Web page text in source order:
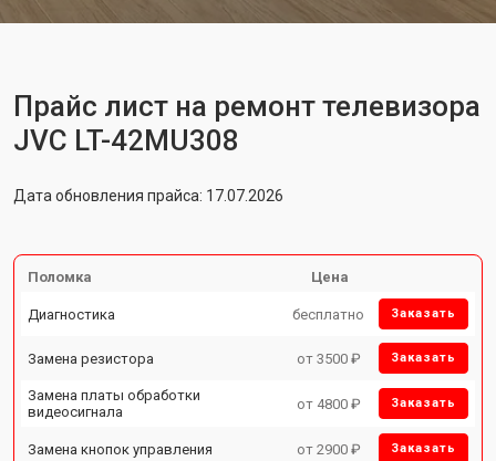
Прайс лист на ремонт телевизора
JVC LT-42MU308
Дата обновления прайса: 17.07.2026
Поломка Цена
Диагностика бесплатно Заказать
Замена резистора от 3500 ₽ Заказать
Замена платы обработки
видеосигнала
от 4800 ₽ Заказать
Замена кнопок управления от 2900 ₽ Заказать